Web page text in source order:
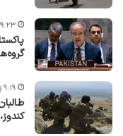
۹:۲۳ ق.ظ ۱۵ اسد ۱۴۰۵
۹:۱۹ ق.ظ ۱۵ اسد ۱۴۰۵